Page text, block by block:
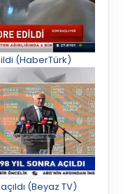
(HaberTürk)
(Beyaz TV)